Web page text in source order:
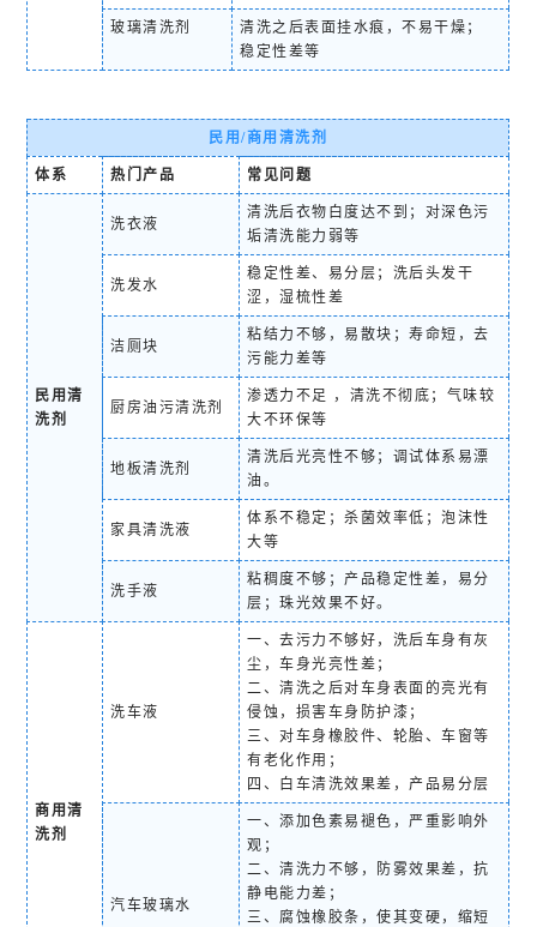
玻璃清洗剂
清洗之后表面挂水痕，不易干燥；
稳定性差等
民用/商用清洗剂
体系 热门产品 常见问题
民用清
洗剂
洗衣液
清洗后衣物白度达不到；对深色污
垢清洗能力弱等
洗发水
稳定性差、易分层；洗后头发干
涩，湿梳性差
洁厕块
粘结力不够，易散块；寿命短，去
污能力差等
厨房油污清洗剂
渗透力不足 ，清洗不彻底；气味较
大不环保等
地板清洗剂
清洗后光亮性不够；调试体系易漂
油。
家具清洗液
体系不稳定；杀菌效率低；泡沫性
大等
洗手液
粘稠度不够；产品稳定性差，易分
层；珠光效果不好。
商用清
洗剂
洗车液
一、去污力不够好，洗后车身有灰
尘，车身光亮性差；
二、清洗之后对车身表面的亮光有
侵蚀，损害车身防护漆；
三、对车身橡胶件、轮胎、车窗等
有老化作用；
四、白车清洗效果差，产品易分层
汽车玻璃水
一、添加色素易褪色，严重影响外
观；
二、清洗力不够，防雾效果差，抗
静电能力差；
三、腐蚀橡胶条，使其变硬，缩短